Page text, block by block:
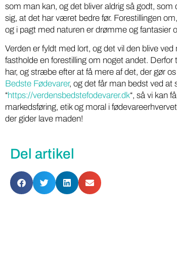
som man kan, og det bliver aldrig så godt,
sig, at det har været bedre før. Forestillingen
og i pagt med naturen er drømme og fantasier
Verden er fyldt med lort, og det vil den blive
fastholde en forestilling om noget andet.
har, og stræbe efter at få mere af det, der gør
Bedste Fødevarer, og det får man bedst ved at
“https://verdensbedstefodevarer.dk“, så vi kan
markedsføring, etik og moral i
der gider lave maden!
Del artikel